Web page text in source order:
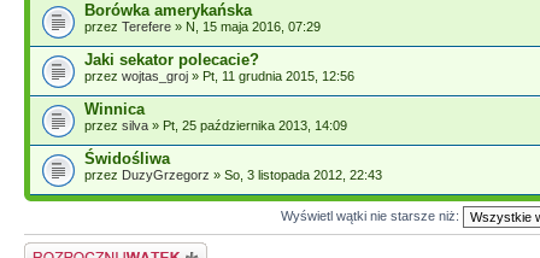
Borówka amerykańska
przez Terefere » N, 15 maja 2016, 07:29
Jaki sekator polecacie?
przez wojtas_groj » Pt, 11 grudnia 2015, 12:56
Winnica
przez silva » Pt, 25 października 2013, 14:09
Świdośliwa
przez DuzyGrzegorz » So, 3 listopada 2012, 22:43
Wyświetl wątki nie starsze niż:
Napisz wątek